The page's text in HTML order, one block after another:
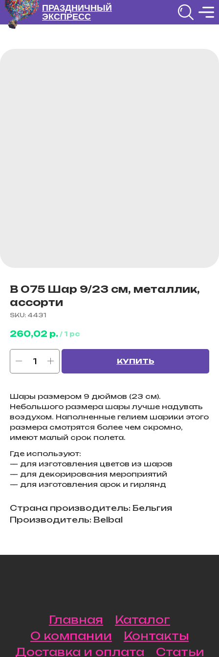
ПРАЗДНИЧНЫЙ
ЭКСПРЕСС
B 075 Шар 9/23 см, металлик,
ассорти
SKU: 4431
260,02 р. / 1 pc
КУПИТЬ
Шары размером 9 дюймов (23 см).
Небольшого размера шары лучше надувать
воздухом. Наполненные гелием шарики этого
размера смотрятся более чем скромно,
имеют малый срок полета.
Где используют:
— для изготовления цветов из шаров
— для декорирования мероприятий
— для изготовления арок и гирлянд
Страна производитель: Бельгия
Производитель: Belbal
Главная
Каталог
О компании
Контакты
Доставка и оплата
Статьи